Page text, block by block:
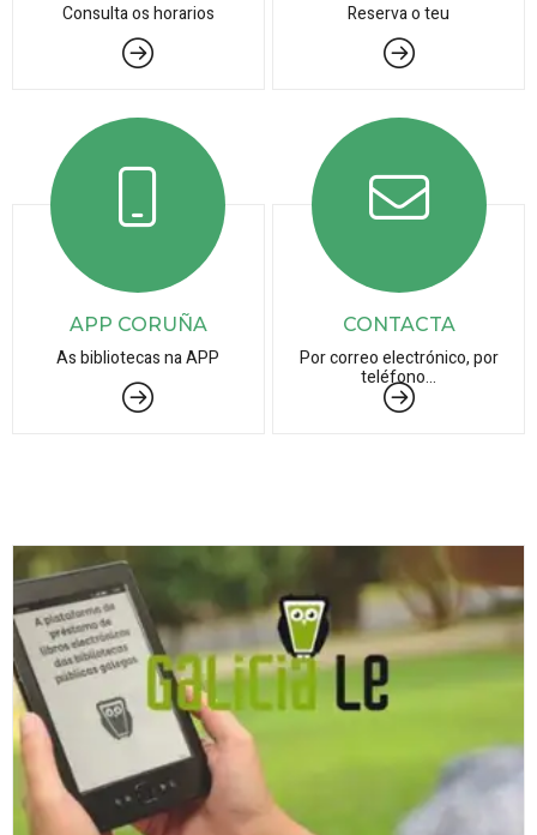
Consulta os horarios Reserva o teu
APP CORUÑA
As bibliotecas na APP
CONTACTA
Por correo electrónico, por
teléfono...